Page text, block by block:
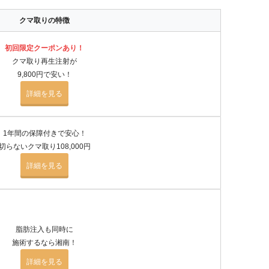
クマ取りの特徴
初回限定クーポンあり！
クマ取り再生注射が
9,800円で安い！
詳細を見る
1年間の保障付きで安心！
らないクマ取り108,000円
詳細を見る
脂肪注入も同時に
施術するなら湘南！
詳細を見る